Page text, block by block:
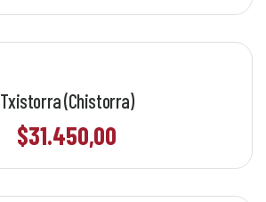
Txistorra (Chistorra)
$31.450,00